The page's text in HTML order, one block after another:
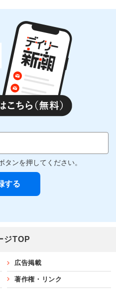
タンを押してください。
ジTOP
広告掲載
著作権・リンク